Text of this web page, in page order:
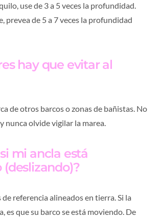
use de 3 a 5 veces la profundidad.
prevea de 5 a 7 veces la profundidad
hay que evitar al
de otros barcos o zonas de bañistas. No
nunca olvide vigilar la marea.
mi ancla está
referencia alineados en tierra. Si la
es que su barco se está moviendo. De